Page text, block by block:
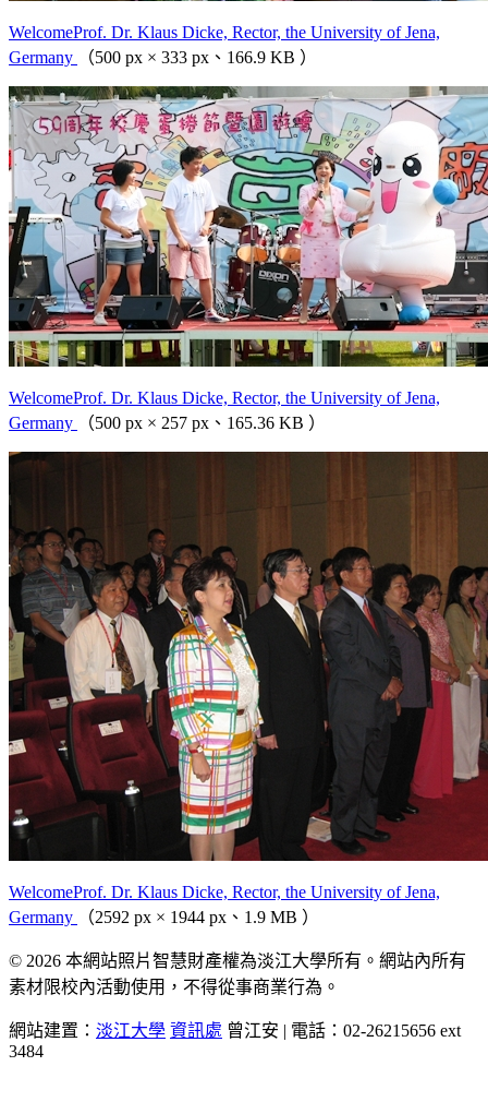
WelcomeProf. Dr. Klaus Dicke, Rector, the University of Jena,
Germany
（500 px × 333 px、166.9 KB ）
WelcomeProf. Dr. Klaus Dicke, Rector, the University of Jena,
Germany
（500 px × 257 px、165.36 KB ）
WelcomeProf. Dr. Klaus Dicke, Rector, the University of Jena,
Germany
（2592 px × 1944 px、1.9 MB ）
© 2026 本網站照片智慧財產權為淡江大學所有。網站內所有
素材限校內活動使用，不得從事商業行為。
網站建置： 淡江大學 資訊處 曾江安 | 電話：02-26215656 ext
3484